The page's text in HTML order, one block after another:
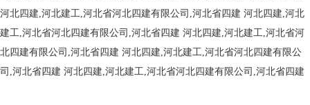
河北四建,河北建工,河北省河北四建有限公司,河北省四建 河北四建,河北
建工,河北省河北四建有限公司,河北省四建 河北四建,河北建工,河北省河
北四建有限公司,河北省四建 河北四建,河北建工,河北省河北四建有限公
司,河北省四建 河北四建,河北建工,河北省河北四建有限公司,河北省四建